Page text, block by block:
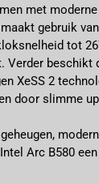
met
gebruik
tot
Verder beschikt
XeSS 2
door slimme
Arc B580